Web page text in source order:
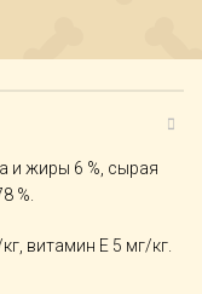
и жиры 6 %, сырая
%.
витамин E 5 мг/кг.